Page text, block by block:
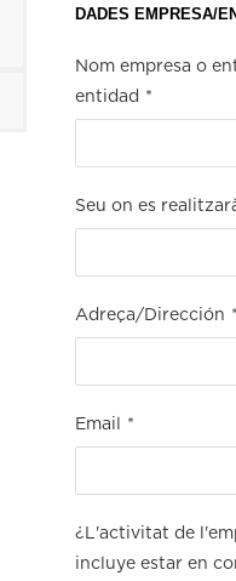
DADES EMPRESA/
Nom empresa o
entidad *
Seu on es
Adreça/Dirección *
Email *
¿L'activitat de
incluye estar en